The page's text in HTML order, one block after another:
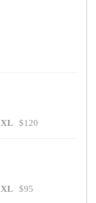
XL $120
XL $95